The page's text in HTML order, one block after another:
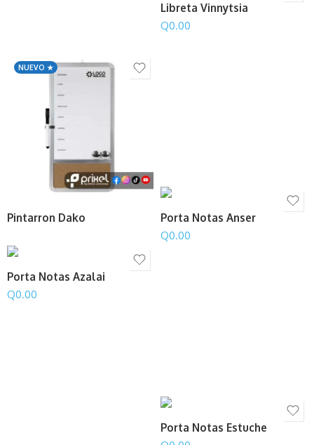
Libreta Vinnytsia
Q0.00
NUEVO ★
Pintarron Dako Porta Notas Anser
Q0.00
Porta Notas Azalai
Q0.00
Porta Notas Estuche